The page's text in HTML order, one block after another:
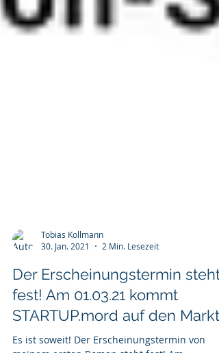
Tobias Kollmann
30. Jan. 2021
2 Min. Lesezeit
Der Erscheinungstermin steht